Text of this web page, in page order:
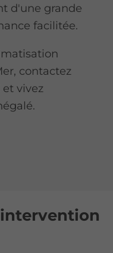
d'une grande
facilitée.
contactez
et vivez